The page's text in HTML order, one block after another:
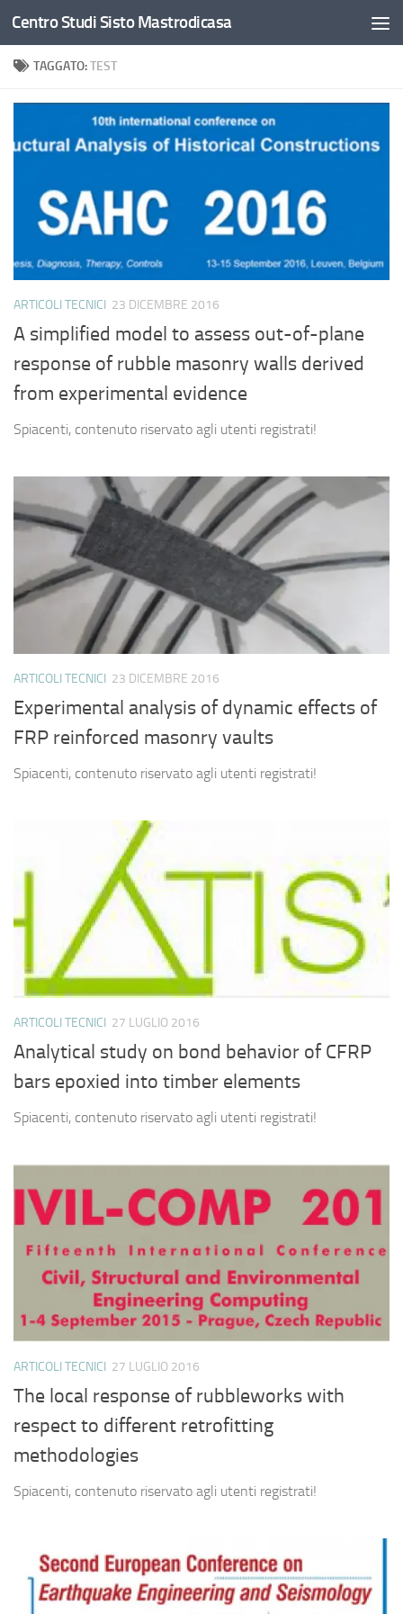
Salta al contenuto
Centro Studi Sisto Mastrodicasa
TAGGATO:TEST
ARTICOLI TECNICI 23 DICEMBRE 2016
A simplified model to assess out-of-plane
response of rubble masonry walls derived
from experimental evidence
Spiacenti, contenuto riservato agli utenti registrati!
ARTICOLI TECNICI 23 DICEMBRE 2016
Experimental analysis of dynamic effects of
FRP reinforced masonry vaults
Spiacenti, contenuto riservato agli utenti registrati!
ARTICOLI TECNICI 27 LUGLIO 2016
Analytical study on bond behavior of CFRP
bars epoxied into timber elements
Spiacenti, contenuto riservato agli utenti registrati!
ARTICOLI TECNICI 27 LUGLIO 2016
The local response of rubbleworks with
respect to different retrofitting
methodologies
Spiacenti, contenuto riservato agli utenti registrati!